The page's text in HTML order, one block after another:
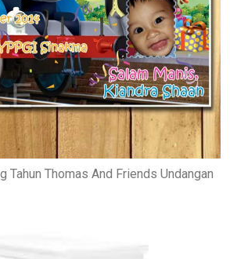
Tahun Thomas And Friends Undangan